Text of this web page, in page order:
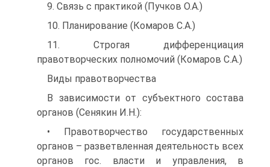
9. Связь с практикой (Пучков О.А.)
10. Планирование (Комаров С.А.)
11. Строгая дифференциация
правотворческих полномочий (Комаров С.А.)
Виды правотворчества
В зависимости от субъектного состава
органов (Сенякин И.Н.):
• Правотворчество государственных
органов – разветвленная деятельность всех
органов гос. власти и управления, в